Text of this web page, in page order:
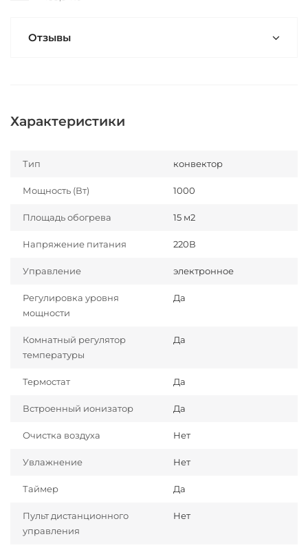
Отзывы
Характеристики
Тип конвектор
Мощность (Вт) 1000
Площадь обогрева 15 м2
Напряжение питания 220В
Управление электронное
Регулировка уровня
мощности
Да
Комнатный регулятор
температуры
Да
Термостат Да
Встроенный ионизатор Да
Очистка воздуха Нет
Увлажнение Нет
Таймер Да
Пульт дистанционного
управления
Нет